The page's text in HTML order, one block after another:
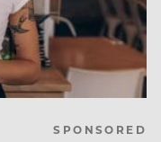
SPONSORED